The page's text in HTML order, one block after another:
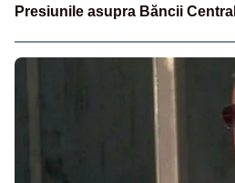
Presiunile asupra Băncii